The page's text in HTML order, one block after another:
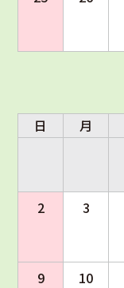
日 月
2 3
9 10